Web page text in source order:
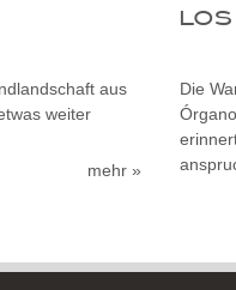
aus
weiter
mehr »
Die